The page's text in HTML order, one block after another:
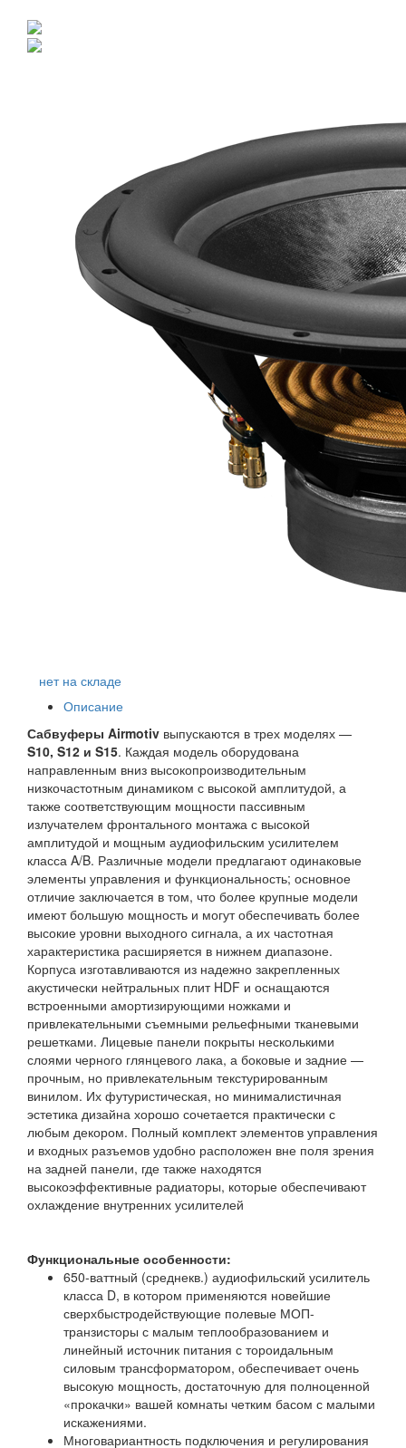
нет на складе
Описание
Сабвуферы Airmotiv выпускаются в трех моделях —
S10, S12 и S15. Каждая модель оборудована
направленным вниз высокопроизводительным
низкочастотным динамиком с высокой амплитудой, а
также соответствующим мощности пассивным
излучателем фронтального монтажа с высокой
амплитудой и мощным аудиофильским усилителем
класса A/B. Различные модели предлагают одинаковые
элементы управления и функциональность; основное
отличие заключается в том, что более крупные модели
имеют большую мощность и могут обеспечивать более
высокие уровни выходного сигнала, а их частотная
характеристика расширяется в нижнем диапазоне.
Корпуса изготавливаются из надежно закрепленных
акустически нейтральных плит HDF и оснащаются
встроенными амортизирующими ножками и
привлекательными съемными рельефными тканевыми
решетками. Лицевые панели покрыты несколькими
слоями черного глянцевого лака, а боковые и задние —
прочным, но привлекательным текстурированным
винилом. Их футуристическая, но минималистичная
эстетика дизайна хорошо сочетается практически с
любым декором. Полный комплект элементов управления
и входных разъемов удобно расположен вне поля зрения
на задней панели, где также находятся
высокоэффективные радиаторы, которые обеспечивают
охлаждение внутренних усилителей
Функциональные особенности:
650-ваттный (среднекв.) аудиофильский усилитель
класса D, в котором применяются новейшие
сверхбыстродействующие полевые МОП-
транзисторы с малым теплообразованием и
линейный источник питания с тороидальным
силовым трансформатором, обеспечивает очень
высокую мощность, достаточную для полноценной
«прокачки» вашей комнаты четким басом с малыми
искажениями.
Многовариантность подключения и регулирования